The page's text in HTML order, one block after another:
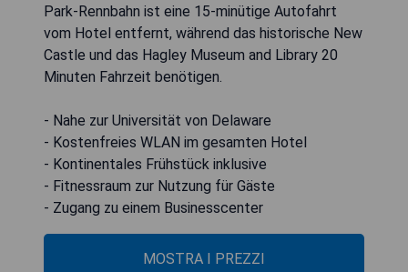
Park-Rennbahn ist eine 15-minütige Autofahrt
vom Hotel entfernt, während das historische New
Castle und das Hagley Museum and Library 20
Minuten Fahrzeit benötigen.
- Nahe zur Universität von Delaware
- Kostenfreies WLAN im gesamten Hotel
- Kontinentales Frühstück inklusive
- Fitnessraum zur Nutzung für Gäste
- Zugang zu einem Businesscenter
MOSTRA I PREZZI